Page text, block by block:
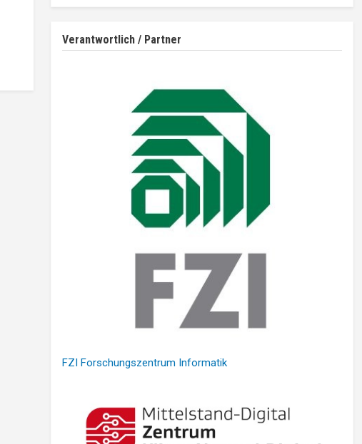
Verantwortlich / Partner
FZI Forschungszentrum Informatik